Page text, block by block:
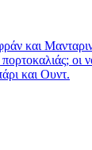
και
οι
και Ουντ.